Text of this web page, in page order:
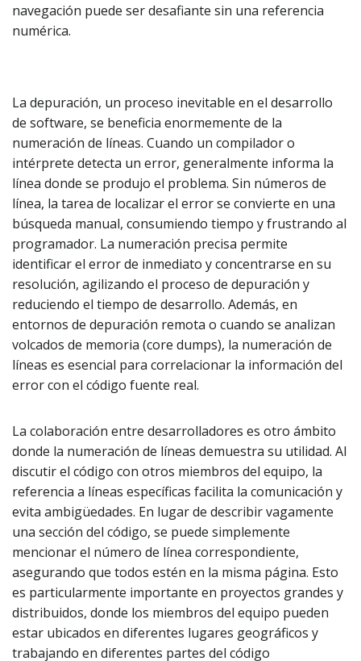
navegación puede ser desafiante sin una referencia
numérica.
La depuración, un proceso inevitable en el desarrollo
de software, se beneficia enormemente de la
numeración de líneas. Cuando un compilador o
intérprete detecta un error, generalmente informa la
línea donde se produjo el problema. Sin números de
línea, la tarea de localizar el error se convierte en una
búsqueda manual, consumiendo tiempo y frustrando al
programador. La numeración precisa permite
identificar el error de inmediato y concentrarse en su
resolución, agilizando el proceso de depuración y
reduciendo el tiempo de desarrollo. Además, en
entornos de depuración remota o cuando se analizan
volcados de memoria (core dumps), la numeración de
líneas es esencial para correlacionar la información del
error con el código fuente real.
La colaboración entre desarrolladores es otro ámbito
donde la numeración de líneas demuestra su utilidad. Al
discutir el código con otros miembros del equipo, la
referencia a líneas específicas facilita la comunicación y
evita ambigüedades. En lugar de describir vagamente
una sección del código, se puede simplemente
mencionar el número de línea correspondiente,
asegurando que todos estén en la misma página. Esto
es particularmente importante en proyectos grandes y
distribuidos, donde los miembros del equipo pueden
estar ubicados en diferentes lugares geográficos y
trabajando en diferentes partes del código